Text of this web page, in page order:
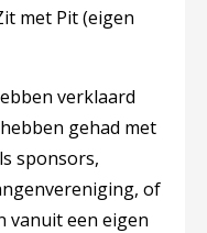
met Pit (eigen
verklaard
gehad met
sponsors,
of
vanuit een eigen